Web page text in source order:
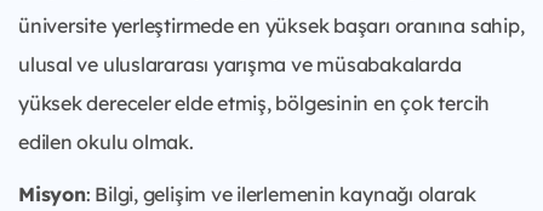
üniversite yerleştirmede en yüksek başarı oranına sahip,
ulusal ve uluslararası yarışma ve müsabakalarda
yüksek dereceler elde etmiş, bölgesinin en çok tercih
edilen okulu olmak.
Misyon: Bilgi, gelişim ve ilerlemenin kaynağı olarak